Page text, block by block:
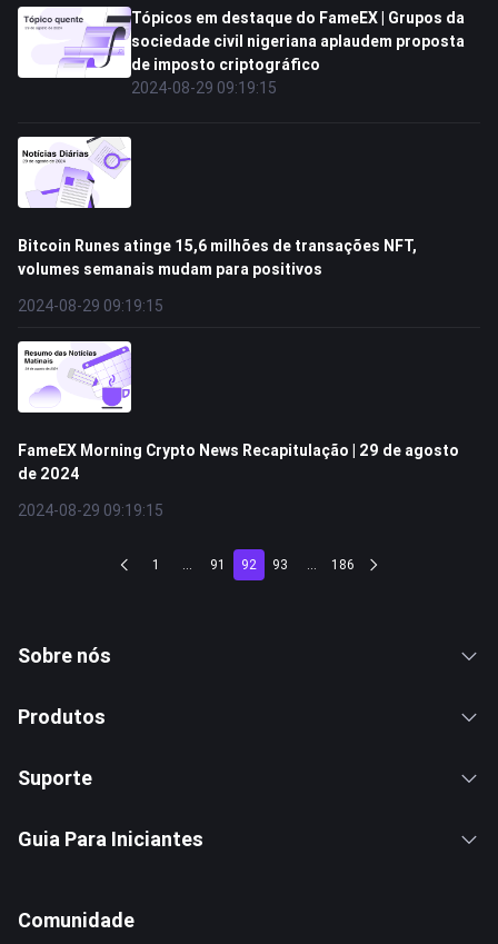
Tópicos em destaque do FameEX | Grupos da
sociedade civil nigeriana aplaudem proposta
de imposto criptográfico
2024-08-29 09:19:15
Bitcoin Runes atinge 15,6 milhões de transações NFT,
volumes semanais mudam para positivos
2024-08-29 09:19:15
FameEX Morning Crypto News Recapitulação | 29 de agosto
de 2024
2024-08-29 09:19:15
1 ... 91 92 93 ... 186
Sobre nós
Produtos
Suporte
Guia Para Iniciantes
Comunidade